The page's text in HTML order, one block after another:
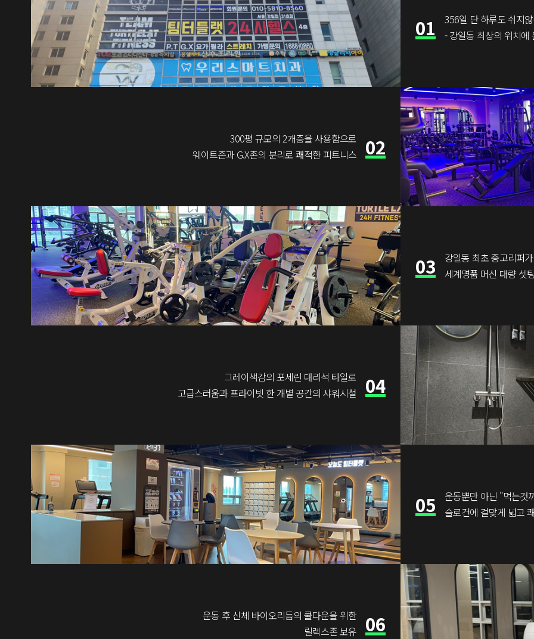
01
356일 단 하루도 쉬지
- 강일동 최상의 위치에
02
300평 규모의 2개층을 사용함으로
웨이트존과 G.X존의 분리로 쾌적한 피트니스
03
강일동 최초 중고리퍼
세계명품 머신 대량 셋
04
그레이색감의 포세린 대리석 타일로
고급스러움과 프라이빗 한 개별 공간의 샤워시설
05
운동뿐만 아닌 "먹는것
슬로건에 걸맞게 넓고
06
운동 후 신체 바이오리듬의 쿨다운을 위한
릴렉스존 보유